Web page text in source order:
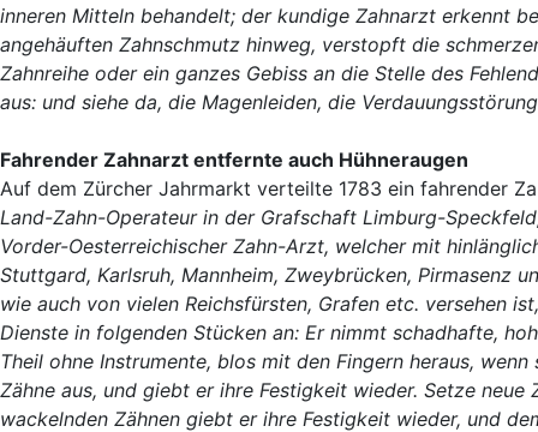
inneren Mitteln behandelt; der kundige Zahnarzt erkennt
angehäuften Zahnschmutz hinweg, verstopft die
Zahnreihe oder ein ganzes Gebiss an die Stelle des
aus: und siehe da, die Magenleiden, die
Fahrender Zahnarzt entfernte auch Hühneraugen
Auf dem Zürcher Jahrmarkt verteilte 1783 ein fahrender
Land-Zahn-Operateur in der Grafschaft Limburg-
Vorder-Oesterreichischer Zahn-Arzt, welcher mit
Stuttgard, Karlsruh, Mannheim, Zweybrücken, Pirmasenz
wie auch von vielen Reichsfürsten, Grafen etc. versehen
Dienste in folgenden Stücken an: Er nimmt schadhafte,
Theil ohne Instrumente, blos mit den Fingern heraus,
Zähne aus, und giebt er ihre Festigkeit wieder. Setze
wackelnden Zähnen giebt er ihre Festigkeit wieder, und